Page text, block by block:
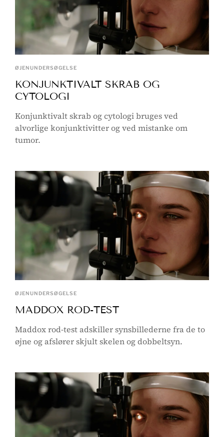
ØJENUNDERSØGELSE
KONJUNKTIVALT SKRAB OG
CYTOLOGI
Konjunktivalt skrab og cytologi bruges ved
alvorlige konjunktivitter og ved mistanke om
tumor.
ØJENUNDERSØGELSE
MADDOX ROD-TEST
Maddox rod-test adskiller synsbillederne fra de to
øjne og afslører skjult skelen og dobbeltsyn.